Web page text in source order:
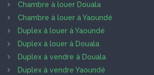
Chambre à louer Douala
Chambre à louer à Yaoundé
Duplex à louer à Yaoundé
Duplex à louer à Douala
Duplex à vendre à Douala
Duplex à vendre Yaoundé